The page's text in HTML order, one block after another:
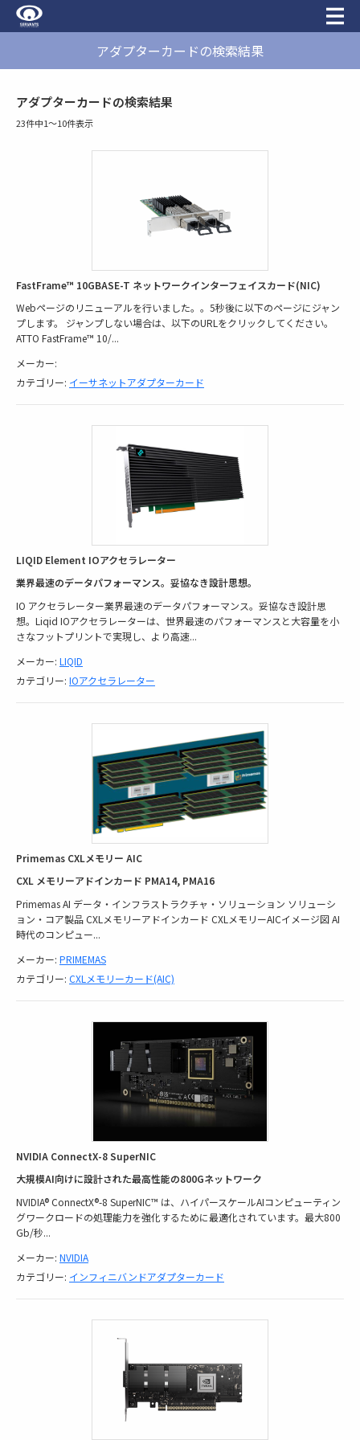
アダプターカードの検索結果
アダプターカードの検索結果
23件中1〜10件表示
FastFrame™ 10GBASE-T ネットワークインターフェイスカード(NIC)
Webページのリニューアルを行いました。。5秒後に以下のページにジャン
プします。 ジャンプしない場合は、以下のURLをクリックしてください。
ATTO FastFrame™ 10/...
メーカー:
カテゴリー: イーサネットアダプターカード
LIQID Element IOアクセラレーター
業界最速のデータパフォーマンス。妥協なき設計思想。
IO アクセラレーター業界最速のデータパフォーマンス。妥協なき設計思
想。Liqid IOアクセラレーターは、世界最速のパフォーマンスと大容量を小
さなフットプリントで実現し、より高速...
メーカー: LIQID
カテゴリー: IOアクセラレーター
Primemas CXLメモリー AIC
CXL メモリーアドインカード PMA14, PMA16
Primemas AI データ・インフラストラクチャ・ソリューション ソリューシ
ョン・コア製品 CXLメモリーアドインカード CXLメモリーAICイメージ図 AI
時代のコンピュー...
メーカー: PRIMEMAS
カテゴリー: CXLメモリーカード(AIC)
NVIDIA ConnectX-8 SuperNIC
大規模AI向けに設計された最高性能の800Gネットワーク
NVIDIA® ConnectX®-8 SuperNIC™ は、ハイパースケールAIコンピューティン
グワークロードの処理能力を強化するために最適化されています。最大800
Gb/秒...
メーカー: NVIDIA
カテゴリー: インフィニバンドアダプターカード